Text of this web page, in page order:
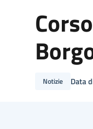
Notizie Data